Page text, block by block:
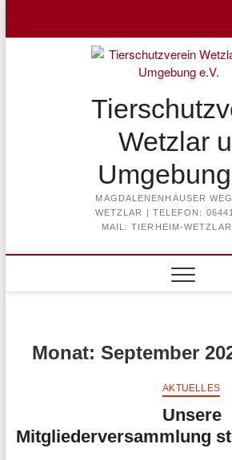
content
Wetzlar
MAGDALENENHÄUSER
WETZLAR | TELEFON:
MAIL: TIERHEIM-
Monat: September
AKTUELLES
Unsere
Mitgliederversammlung